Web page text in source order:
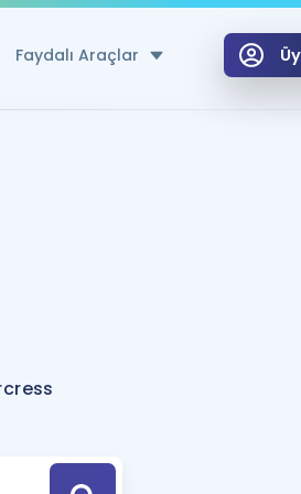
Faydalı Araçlar
Hesaplama Aracı
için Öneriler
Tek Takvimde
Hoca ile seni sınava hazırlayacak